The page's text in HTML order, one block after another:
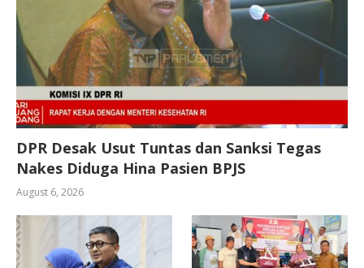
DPR Desak Usut Tuntas dan Sanksi Tegas
Nakes Diduga Hina Pasien BPJS
August 6, 2026